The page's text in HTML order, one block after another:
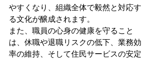
やすくなり、組織全体で毅然と対応す
る文化が醸成されます。
また、職員の心身の健康を守ること
は、休職や退職リスクの低下、業務効
率の維持、そして住民サービスの安定